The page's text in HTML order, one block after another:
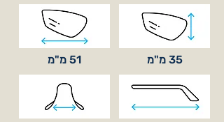
51 מ"מ 35 מ"מ